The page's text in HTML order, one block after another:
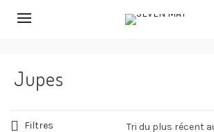
Jupes
Filtres